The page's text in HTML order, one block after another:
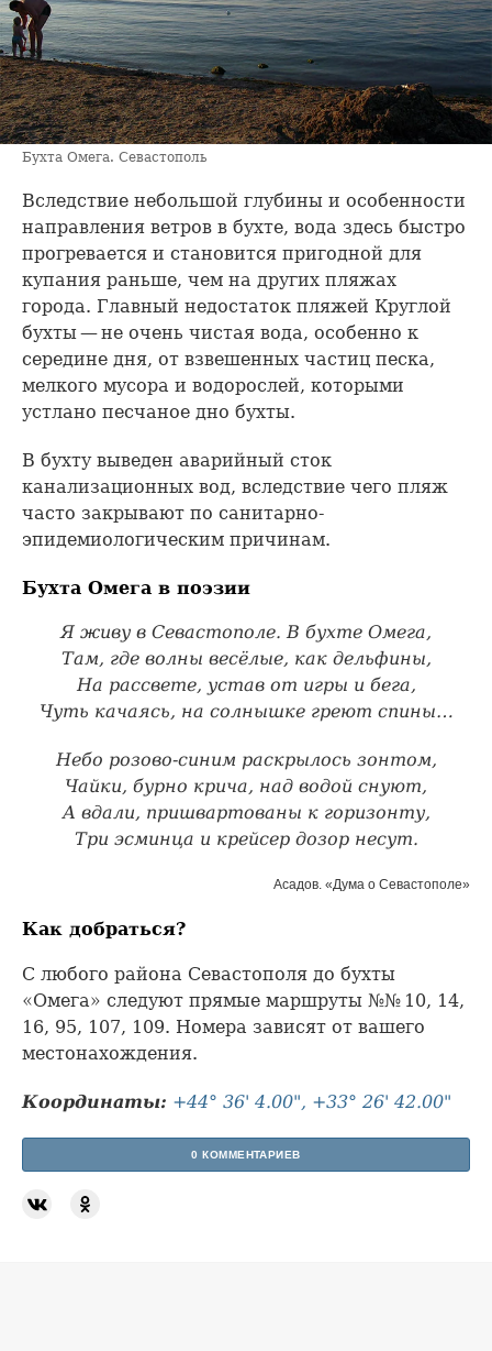
Бухта Омега. Севастополь
Вследствие небольшой глубины и особенности
направления ветров в бухте, вода здесь быстро
прогревается и становится пригодной для
купания раньше, чем на других пляжах
города. Главный недостаток пляжей Круглой
бухты — не очень чистая вода, особенно к
середине дня, от взвешенных частиц песка,
мелкого мусора и водорослей, которыми
устлано песчаное дно бухты.
В бухту выведен аварийный сток
канализационных вод, вследствие чего пляж
часто закрывают по санитарно-
эпидемиологическим причинам.
Бухта Омега в поэзии
Я живу в Севастополе. В бухте Омега,
Там, где волны весёлые, как дельфины,
На рассвете, устав от игры и бега,
Чуть качаясь, на солнышке греют спины…
Небо розово-синим раскрылось зонтом,
Чайки, бурно крича, над водой снуют,
А вдали, пришвартованы к горизонту,
Три эсминца и крейсер дозор несут.
Асадов. «Дума о Севастополе»
Как добраться?
С любого района Севастополя до бухты
«Омега» следуют прямые маршруты №№ 10, 14,
16, 95, 107, 109. Номера зависят от вашего
местонахождения.
Координаты: +44° 36' 4.00", +33° 26' 42.00"
0 КОММЕНТАРИЕВ